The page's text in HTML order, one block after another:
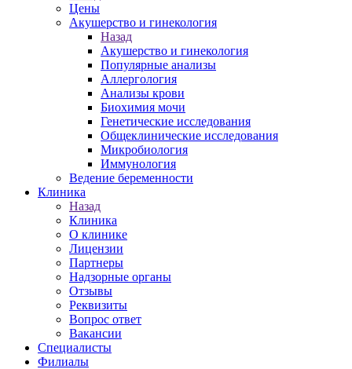
Цены
Акушерство и гинекология
Назад
Акушерство и гинекология
Популярные анализы
Аллергология
Анализы крови
Биохимия мочи
Генетические исследования
Общеклинические исследования
Микробиология
Иммунология
Ведение беременности
Клиника
Назад
Клиника
О клинике
Лицензии
Партнеры
Надзорные органы
Отзывы
Реквизиты
Вопрос ответ
Вакансии
Специалисты
Филиалы